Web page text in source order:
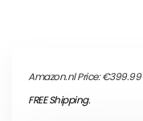
Amazon.nl Price:€399.99
FREE Shipping.